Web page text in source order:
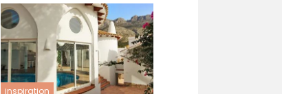
inspiration